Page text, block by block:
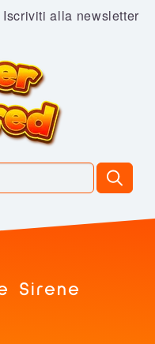
Iscriviti alla newsletter
Sirene